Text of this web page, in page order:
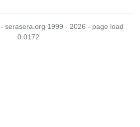
- serasera.org 1999 - 2026 - page load
0.0172